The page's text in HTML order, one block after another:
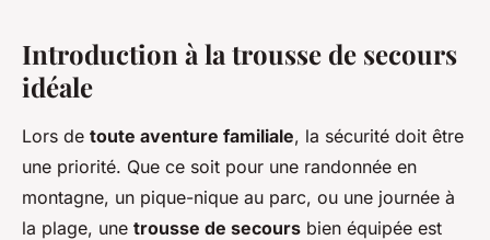
Trousse de secours idéale :
comment préparer l'essentiel
pour des aventures familiales
inoubliables
Timéo 13 décembre 2024 5 min de lecture
Introduction à la trousse de secours
idéale
Lors de toute aventure familiale, la sécurité doit être
une priorité. Que ce soit pour une randonnée en
montagne, un pique-nique au parc, ou une journée à
la plage, une trousse de secours bien équipée est